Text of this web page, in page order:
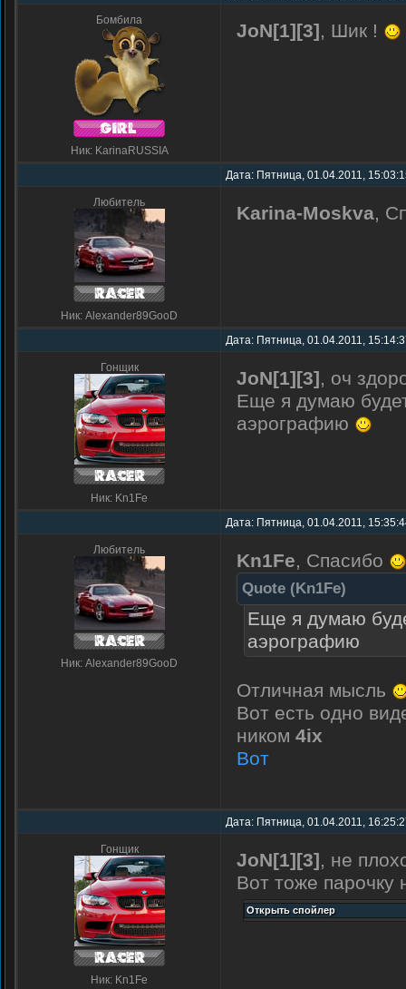
Бомбила
Ник: KarinaRUSSIA
JoN[1][3], Шик !
Дата: Пятница, 01.04.2011,
Любитель
Ник: Alexander89GooD
Karina-Moskva,
Дата: Пятница, 01.04.2011,
Гонщик
Ник: Kn1Fe
JoN[1][3], оч
Еще я думаю
аэрографию
Дата: Пятница, 01.04.2011,
Любитель
Ник: Alexander89GooD
Kn1Fe, Спасибо
Quote (Kn1Fe)
Еще я думаю
аэрографию
Отличная мысль
Вот есть одно
ником 4ix
Вот
Дата: Пятница, 01.04.2011,
Гонщик
Ник: Kn1Fe
JoN[1][3], не
Вот тоже